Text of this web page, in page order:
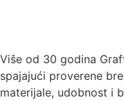
Više od 30 godina
spajajući proverene
materijale, udobnost i